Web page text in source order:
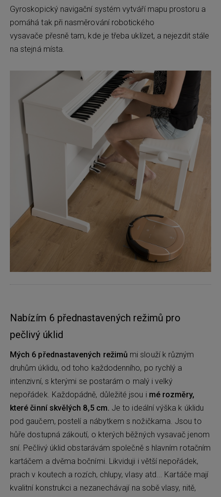
Gyroskopický navigační systém vytváří mapu prostoru a
pomáhá tak při nasměrování robotického
vysavače přesně tam, kde je třeba uklízet, a nejezdit stále
na stejná místa.
Nabízím 6 přednastavených režimů pro
pečlivý úklid
Mých 6 přednastavených režimů mi slouží k různým
druhům úklidu, od toho každodenního, po rychlý a
intenzivní, s kterými se postarám o malý i velký
nepořádek. Každopádně, důležité jsou i mé rozměry,
které činní skvělých 8,5 cm. Je to ideální výška k úklidu
pod gaučem, postelí a nábytkem s nožičkama. Jsou to
hůře dostupná zákoutí, o kterých běžných vysavač jenom
sní. Pečlivý úklid obstarávám společně s hlavním rotačním
kartáčem a dvěma bočními. Likviduji i větší nepořádek,
prach v koutech a rozích, chlupy, vlasy atd... Kartáče mají
kvalitní konstrukci a nezanechávají na sobě vlasy, nitě,